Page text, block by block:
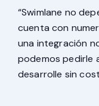
“Swimlane no
cuenta con
una integración
podemos pedirle
desarrolle sin